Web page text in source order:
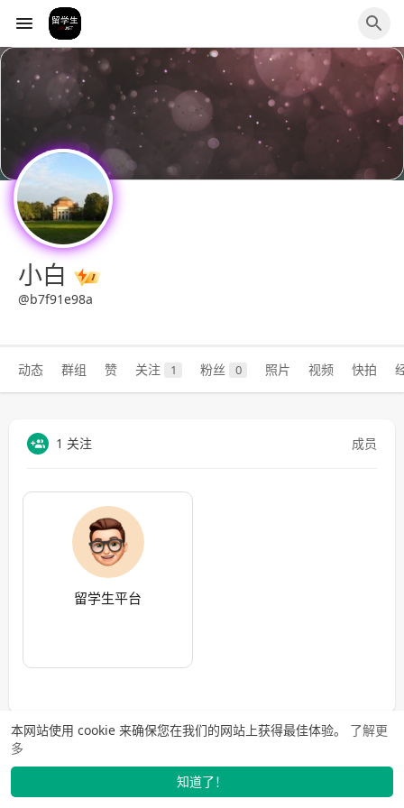
本网站使用 cookie 来确保您在我们的网站上获得最佳体验。 了解更
多
知道了！
小白
@b7f91e98a
动态 群组 赞 关注 1 粉丝 0 照片 视频 快拍
1 关注 成员
留学生平台
发布